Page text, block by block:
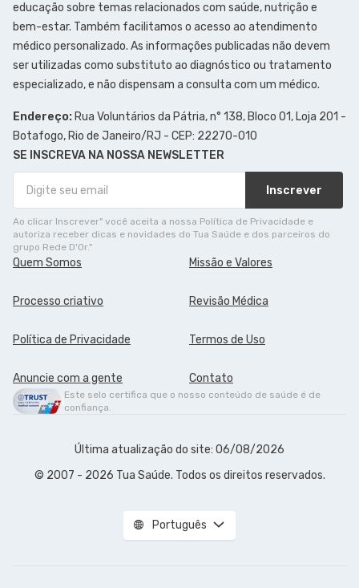
educação sobre temas relacionados com saúde, nutrição e
bem-estar. Também facilitamos o acesso ao atendimento
médico personalizado. As informações publicadas não devem
ser utilizadas como substituto ao diagnóstico ou tratamento
especializado, e não dispensam a consulta com um médico.
Endereço: Rua Voluntários da Pátria, n° 138, Bloco 01, Loja 201 -
Botafogo, Rio de Janeiro/RJ - CEP: 22270-010
SE INSCREVA NA NOSSA NEWSLETTER
Inscrever
Ao clicar Inscrever" você aceita a nossa Política de Privacidade e
autoriza receber dicas e novidades do Tua Saúde e dos parceiros do
grupo Rede D'Or."
Quem Somos Missão e Valores
Processo criativo Revisão Médica
Política de Privacidade Termos de Uso
Anuncie com a gente Contato
Este selo certifica que o nosso conteúdo de saúde é de
confiança.
Última atualização do site: 06/08/2026
© 2007 - 2026 Tua Saúde. Todos os direitos reservados.
Português